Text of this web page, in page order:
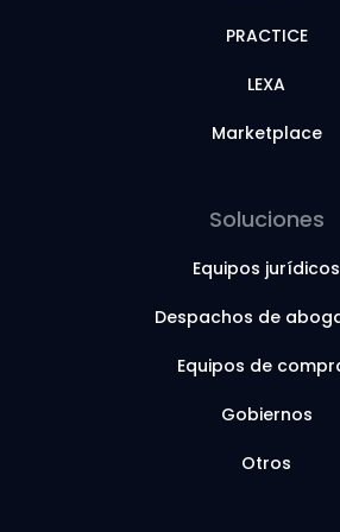
PRACTICE
LEXA
Marketplace
Soluciones
Equipos jurídicos
Despachos de
Equipos de
Gobiernos
Otros